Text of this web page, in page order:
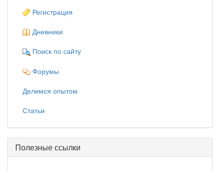
Регистрация
Дневники
Поиск по сайту
Форумы
Делимся опытом
Статьи
Полезные ссылки